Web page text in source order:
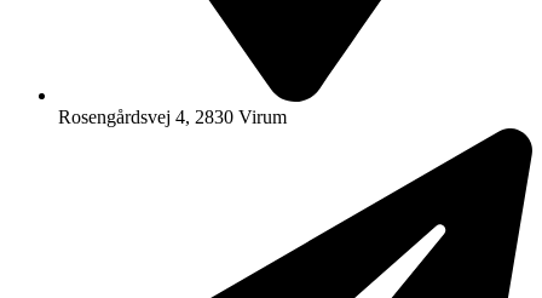
Rosengårdsvej 4, 2830 Virum